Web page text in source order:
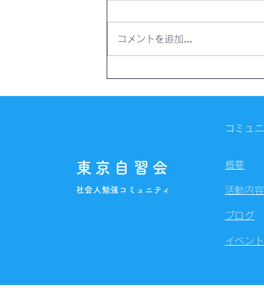
コメントを追加…
東京自習会
社会人勉強コミュニティ
コミュ
概要
活動内容
ブログ
イベント